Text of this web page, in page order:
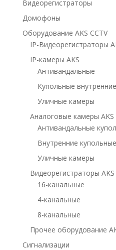
Видеорегистраторы
Домофоны
Оборудование AKS CCTV
IP-Видеорегистраторы
IP-камеры AKS
Антивандальные
Купольные внутренние
Уличные камеры
Аналоговые камеры AKS
Антивандальные
Внутренние купольные
Уличные камеры
Видеорегистраторы AKS
16-канальные
4-канальные
8-канальные
Прочее оборудование
Сигнализации